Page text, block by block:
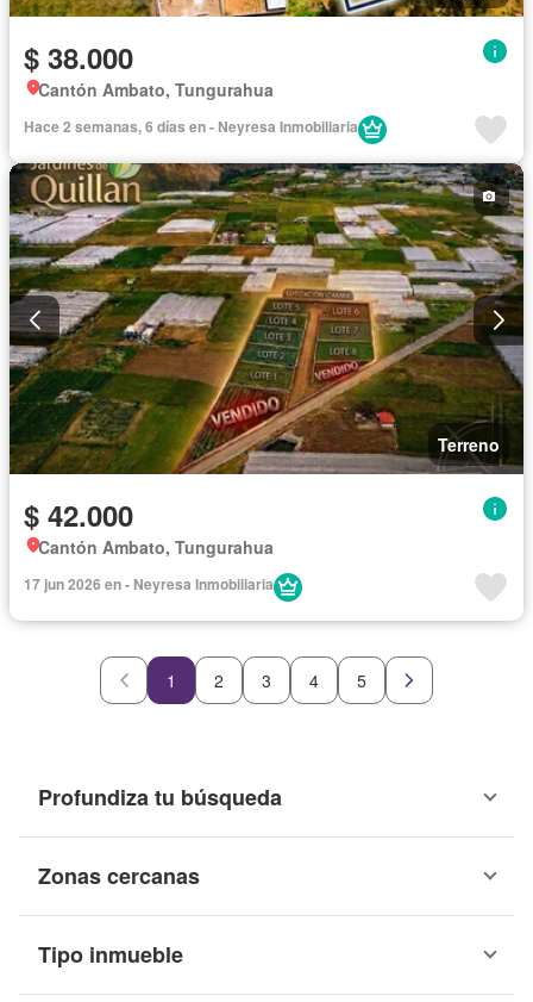
$ 38.000
Cantón Ambato, Tungurahua
Hace 2 semanas, 6 días en - Neyresa Inmobiliaria
Terreno
$ 42.000
Cantón Ambato, Tungurahua
17 jun 2026 en - Neyresa Inmobiliaria
1 2 3 4 5
Profundiza tu búsqueda
Zonas cercanas
Tipo inmueble